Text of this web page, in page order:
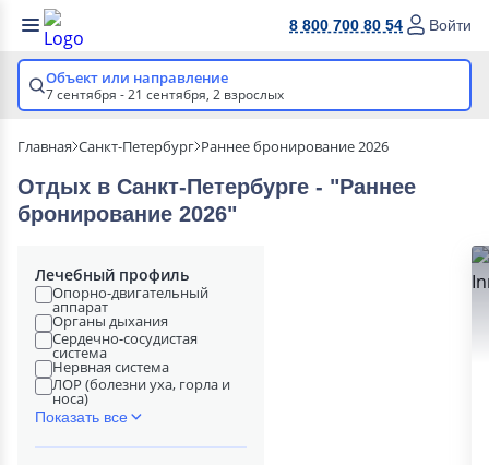
8 800 700 80 54 Войти
Объект или направление
7 сентября - 21 сентября, 2 взрослых
Главная Санкт-Петербург Раннее бронирование 2026
Отдых в Санкт-Петербурге - "Раннее
бронирование 2026"
Лечебный профиль
Опорно-двигательный
аппарат
Органы дыхания
Сердечно-сосудистая
система
Нервная система
ЛОР (болезни уха, горла и
носа)
Показать все